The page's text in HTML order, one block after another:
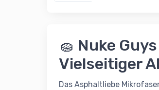
🧽 Nuke
Vielseitiger
Das Asphaltliebe